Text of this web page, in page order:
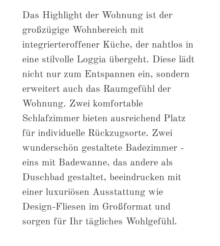
Das Highlight der Wohnung ist der
großzügige Wohnbereich mit
integrierteroffener Küche, der nahtlos in
eine stilvolle Loggia übergeht. Diese lädt
nicht nur zum Entspannen ein, sondern
erweitert auch das Raumgefühl der
Wohnung. Zwei komfortable
Schlafzimmer bieten ausreichend Platz
für individuelle Rückzugsorte. Zwei
wunderschön gestaltete Badezimmer -
eins mit Badewanne, das andere als
Duschbad gestaltet, beeindrucken mit
einer luxuriösen Ausstattung wie
Design-Fliesen im Großformat und
sorgen für Ihr tägliches Wohlgefühl.